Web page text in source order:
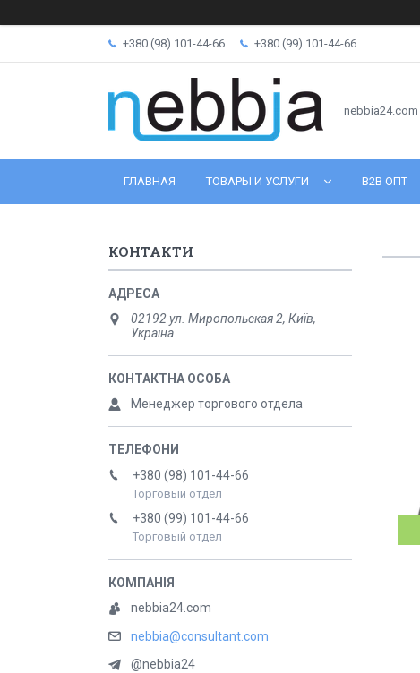
+380 (98) 101-44-66 +380 (99) 101-44-66
nebbia24.com
ГЛАВНАЯ ТОВАРЫ И УСЛУГИ B2B ОПТ
КОНТАКТИ
02192 ул. Миропольская 2, Київ,
Україна
Менеджер торгового отдела
+380 (98) 101-44-66
Торговый отдел
+380 (99) 101-44-66
Торговый отдел
nebbia24.com
nebbia@consultant.com
@nebbia24